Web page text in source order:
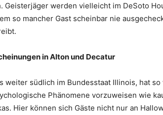
Geisterjäger werden vielleicht im DeSoto
so mancher Gast scheinbar nie
in Alton und Decatur
weiter südlich im Bundesstaat Illinois, hat
Phänomene vorzuweisen wie
Hier können sich Gäste nicht nur an